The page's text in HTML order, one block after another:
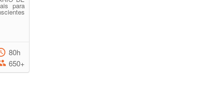
para
80h
650+